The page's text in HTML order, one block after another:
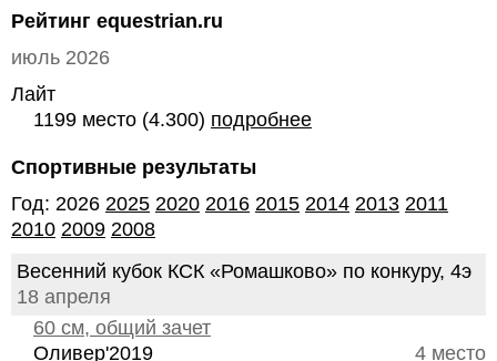
Рейтинг equestrian.ru
июль 2026
Лайт
1199 место (4.300) подробнее
Спортивные результаты
Год: 2026 2025 2020 2016 2015 2014 2013 2011
2010 2009 2008
Весенний кубок КСК «Ромашково» по конкуру, 4э
18 апреля
60 см, общий зачет
4 место
Оливер'2019